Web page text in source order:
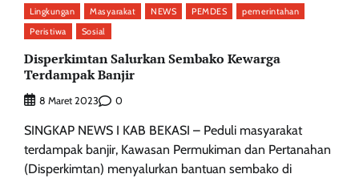
Lingkungan
Masyarakat NEWS PEMDES
pemerintahan
Peristiwa
Sosial
Disperkimtan Salurkan Sembako Kewarga
Terdampak Banjir
8 Maret 2023 0
SINGKAP NEWS I KAB BEKASI – Peduli masyarakat
terdampak banjir, Kawasan Permukiman dan Pertanahan
(Disperkimtan) menyalurkan bantuan sembako di